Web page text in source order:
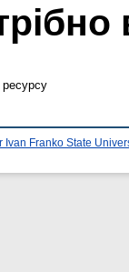
Ivan Franko State